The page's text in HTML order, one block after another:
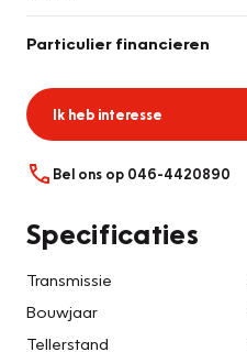
Particulier financieren
Ik heb interesse
Bel ons op 046-4420890
Specificaties
Transmissie
Bouwjaar
Tellerstand